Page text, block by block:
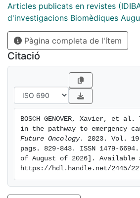
no consultations. Conclusion: As
interval measures for the
pathway, results highlight the
consultations to interval lengths.
Articles publicats en revistes
d'investigacions Biomèdiques
Pàgina completa de l'ítem
Citació
BOSCH GENOVER, Xavier, et
Future Oncology. 2023. Vol.
pags. 829-843. ISSN 1479-
of August of 2026]. Available
https://hdl.handle.net/2445/